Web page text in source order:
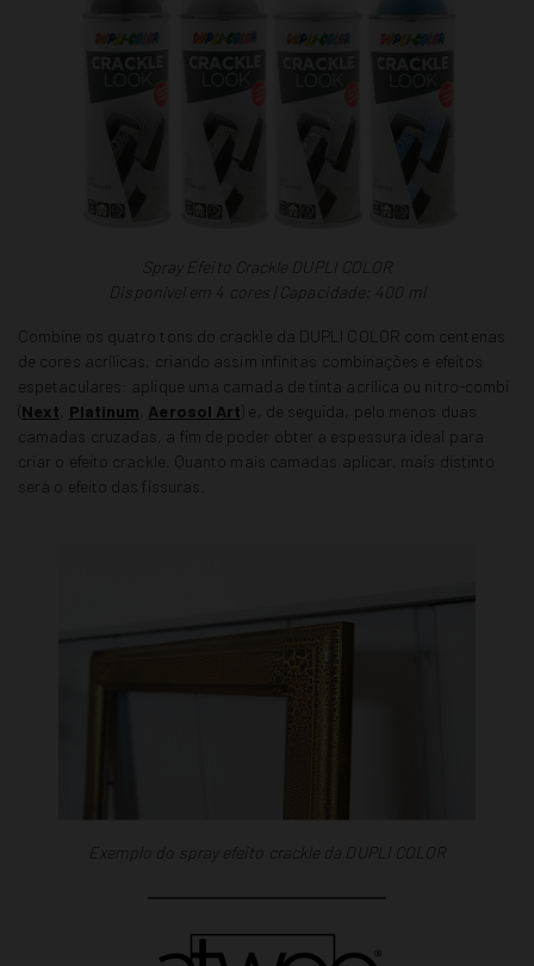
Spray Efeito Crackle DUPLI COLOR
Disponível em 4 cores | Capacidade: 400 ml
Combine os quatro tons do crackle da DUPLI COLOR com centenas
de cores acrílicas, criando assim infinitas combinações e efeitos
espetaculares: aplique uma camada de tinta acrílica ou nitro-combi
(Next Platinum Aerosol Art) e, de seguida, pelo menos duas
camadas cruzadas, a fim de poder obter a espessura ideal para
criar o efeito crackle. Quanto mais camadas aplicar, mais distinto
será o efeito das fissuras.
Exemplo do spray efeito crackle da DUPLI COLOR